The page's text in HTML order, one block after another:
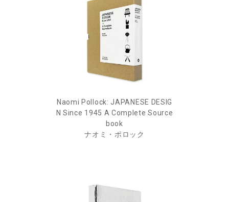
Naomi Pollock: JAPANESE DESIG
N Since 1945 A Complete Source
book
ナオミ・ポロック